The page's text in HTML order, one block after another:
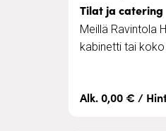
Tilat ja catering
Meillä Ravintola
kabinetti tai
Alk. 0,00 € /